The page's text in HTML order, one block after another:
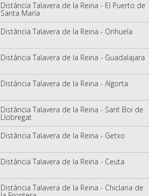
Distância Talavera de la Reina - El Puerto de
Santa María
Distância Talavera de la Reina - Orihuela
Distância Talavera de la Reina - Guadalajara
Distância Talavera de la Reina - Algorta
Distância Talavera de la Reina - Sant Boi de
Llobregat
Distância Talavera de la Reina - Getxo
Distância Talavera de la Reina - Ceuta
Distância Talavera de la Reina - Chiclana de